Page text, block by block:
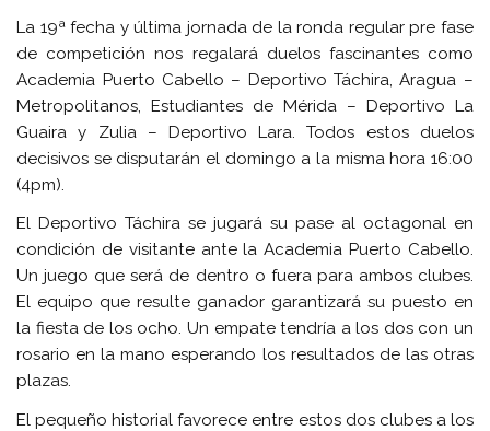
La 19ª fecha y última jornada de la ronda regular pre fase
de competición nos regalará duelos fascinantes como
Academia Puerto Cabello – Deportivo Táchira, Aragua –
Metropolitanos, Estudiantes de Mérida – Deportivo La
Guaira y Zulia – Deportivo Lara. Todos estos duelos
decisivos se disputarán el domingo a la misma hora 16:00
(4pm).
El Deportivo Táchira se jugará su pase al octagonal en
condición de visitante ante la Academia Puerto Cabello.
Un juego que será de dentro o fuera para ambos clubes.
El equipo que resulte ganador garantizará su puesto en
la fiesta de los ocho. Un empate tendría a los dos con un
rosario en la mano esperando los resultados de las otras
plazas.
El pequeño historial favorece entre estos dos clubes a los